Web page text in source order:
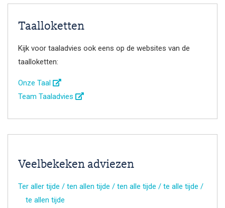
Taalloketten
Kijk voor taaladvies ook eens op de websites van de
taalloketten:
Onze Taal
Team Taaladvies
Veelbekeken adviezen
Ter aller tijde / ten allen tijde / ten alle tijde / te alle tijde /
te allen tijde